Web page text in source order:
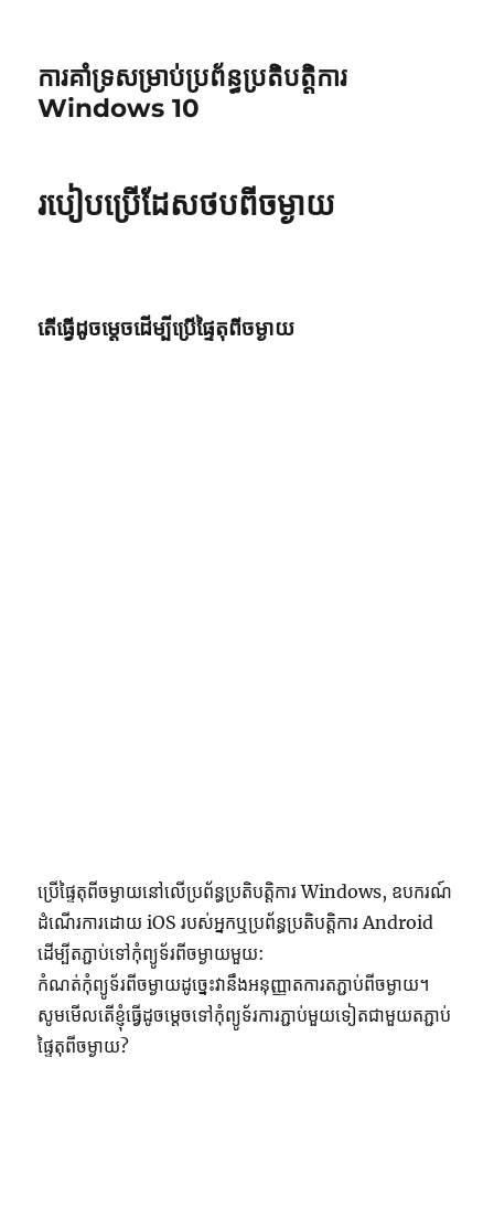
ការគាំទ្រសម្រាប់ប្រព័ន្ធប្រតិបត្តិការ
Windows 10
របៀបប្រើដែសថបពីចម្ងាយ
តើធ្វើដូចម្តេចដើម្បីប្រើផ្ទៃតុពីចម្ងាយ
ប្រើផ្ទៃតុពីចម្ងាយនៅលើប្រព័ន្ធប្រតិបត្តិការ Windows, ឧបករណ៍
ដំណើរការដោយ iOS របស់អ្នកឬប្រព័ន្ធប្រតិបត្តិការ Android
ដើម្បីតភ្ជាប់ទៅកុំព្យូទ័រពីចម្ងាយមួយ:
កំណត់កុំព្យូទ័រពីចម្ងាយដូច្នេះវានឹងអនុញ្ញាតការតភ្ជាប់ពីចម្ងាយ។
សូមមើលតើខ្ញុំធ្វើដូចម្តេចទៅកុំព្យូទ័រការភ្ជាប់មួយទៀតជាមួយតភ្ជាប់
ផ្ទៃតុពីចម្ងាយ?